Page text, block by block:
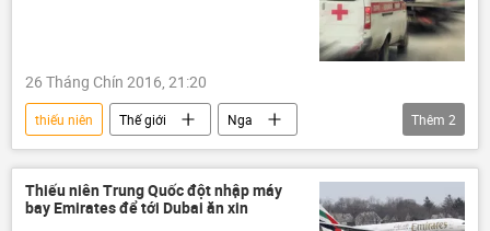
26 Tháng Chín 2016, 21:20
thiếu niên Thế giới
Nga
Liên bang Nga
tầng 23
Thêm 2
Thiếu niên Trung Quốc đột nhập máy
bay Emirates để tới Dubai ăn xin